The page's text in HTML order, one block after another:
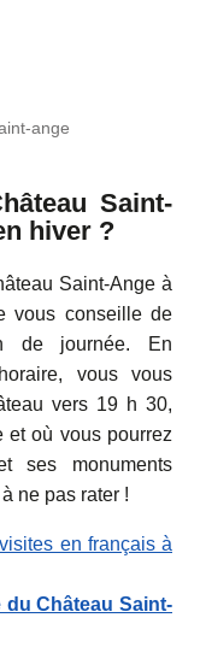
ange
Saint-
hiver ?
Saint-Ange à
vous conseille de
de journée. En
vous vous
vers 19 h 30,
et où vous pourrez
ses monuments
ne pas rater !
en français à
Château Saint-